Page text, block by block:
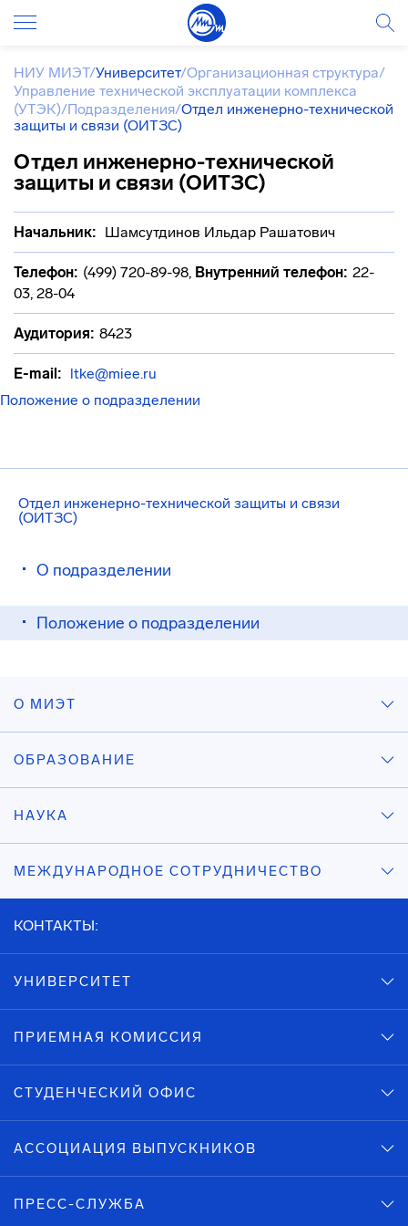
Отдел инженерно-технической защиты и связи
(ОИТЗС)
О подразделении
Положение о подразделении
НИУ МИЭТ/Университет/Организационная структура/
Управление технической эксплуатации комплекса
(УТЭК)/Подразделения/Отдел инженерно-технической
защиты и связи (ОИТЗС)
Отдел инженерно-технической
защиты и связи (ОИТЗС)
Начальник: Шамсутдинов Ильдар Рашатович
Телефон: (499) 720-89-98, Внутренний телефон: 22-
03, 28-04
Аудитория: 8423
E-mail: ltke@miee.ru
Положение о подразделении
О МИЭТ
ОБРАЗОВАНИЕ
НАУКА
МЕЖДУНАРОДНОЕ СОТРУДНИЧЕСТВО
КОНТАКТЫ:
УНИВЕРСИТЕТ
ПРИЕМНАЯ КОМИССИЯ
СТУДЕНЧЕСКИЙ ОФИС
АССОЦИАЦИЯ ВЫПУСКНИКОВ
ПРЕСС-СЛУЖБА